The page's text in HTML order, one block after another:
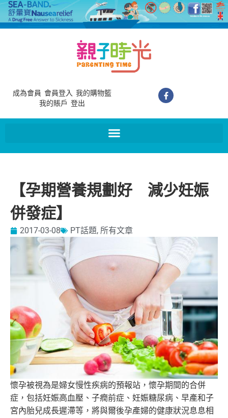
成為會員 會員登入 我的購物籃
我的賬戶 登出
【孕期營養規劃好 減少妊娠
併發症】
2017-03-08 PT話題, 所有文章
懷孕被視為是婦女慢性疾病的預報站，懷孕期間的合併
症， 包括妊娠高血壓、子癇前症、妊娠糖尿病、 早產和子
宮內胎兒成長遲滯等， 將與爾後孕產婦的健康狀況息息相